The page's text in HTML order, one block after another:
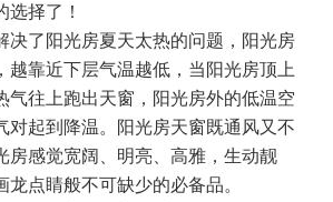
择了！
了阳光房夏天太热的问题，阳光房
越靠近下层气温越低，当阳光房顶上
气往上跑出天窗，阳光房外的低温空
对起到降温。阳光房天窗既通风又不
房感觉宽阔、明亮、高雅，生动靓
点睛般不可缺少的必备品。